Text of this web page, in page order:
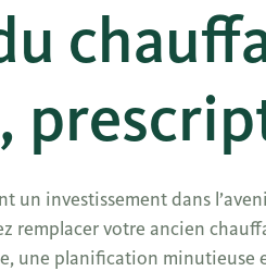
un investissement dans
remplacer votre ancien
une planification minutieuse